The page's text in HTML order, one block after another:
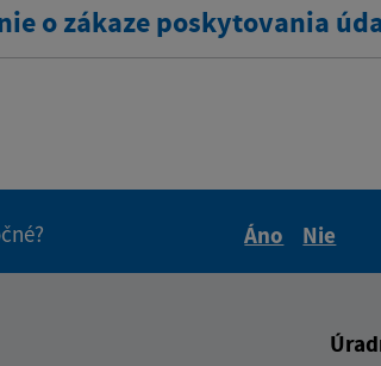
o zákaze poskytovania
Áno
Nie